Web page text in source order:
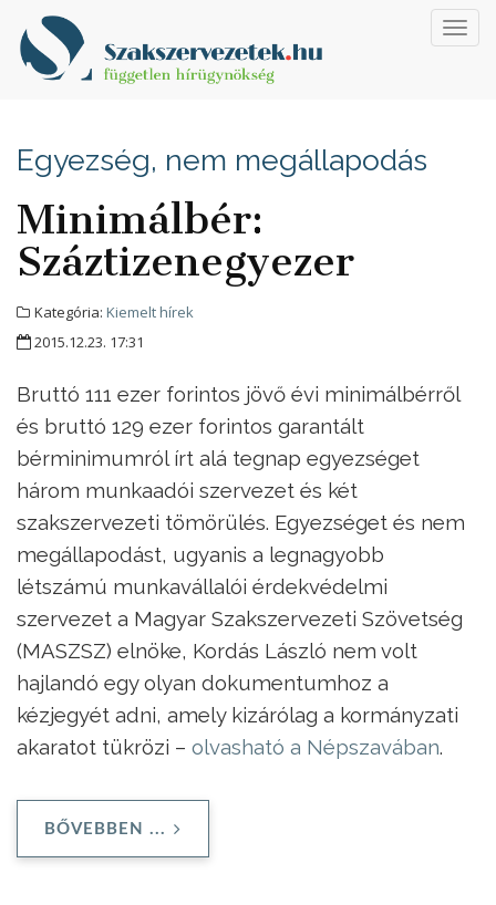
Egyezség, nem megállapodás
Minimálbér:
Száztizenegyezer
Kategória: Kiemelt hírek
2015.12.23. 17:31
Bruttó 111 ezer forintos jövő évi minimálbérről
és bruttó 129 ezer forintos garantált
bérminimumról írt alá tegnap egyezséget
három munkaadói szervezet és két
szakszervezeti tömörülés. Egyezséget és nem
megállapodást, ugyanis a legnagyobb
létszámú munkavállalói érdekvédelmi
szervezet a Magyar Szakszervezeti Szövetség
(MASZSZ) elnöke, Kordás László nem volt
hajlandó egy olyan dokumentumhoz a
kézjegyét adni, amely kizárólag a kormányzati
akaratot tükrözi – olvasható a Népszavában.
BŐVEBBEN ...